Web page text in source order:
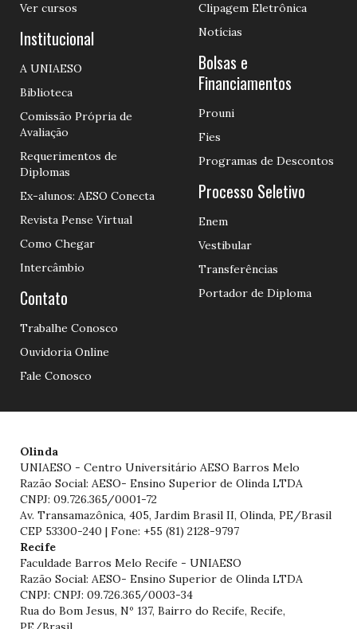
Ver cursos
Institucional
A UNIAESO
Biblioteca
Comissão Própria de
Avaliação
Requerimentos de
Diplomas
Ex-alunos: AESO Conecta
Revista Pense Virtual
Como Chegar
Intercâmbio
Contato
Trabalhe Conosco
Ouvidoria Online
Fale Conosco
Clipagem Eletrônica
Notícias
Bolsas e
Financiamentos
Prouni
Fies
Programas de Descontos
Processo Seletivo
Enem
Vestibular
Transferências
Portador de Diploma
Olinda
UNIAESO - Centro Universitário AESO Barros Melo
Razão Social: AESO- Ensino Superior de Olinda LTDA
CNPJ: 09.726.365/0001-72
Av. Transamazônica, 405, Jardim Brasil II, Olinda, PE/Brasil
CEP 53300-240 | Fone: +55 (81) 2128-9797
Recife
Faculdade Barros Melo Recife - UNIAESO
Razão Social: AESO- Ensino Superior de Olinda LTDA
CNPJ: CNPJ: 09.726.365/0003-34
Rua do Bom Jesus, Nº 137, Bairro do Recife, Recife,